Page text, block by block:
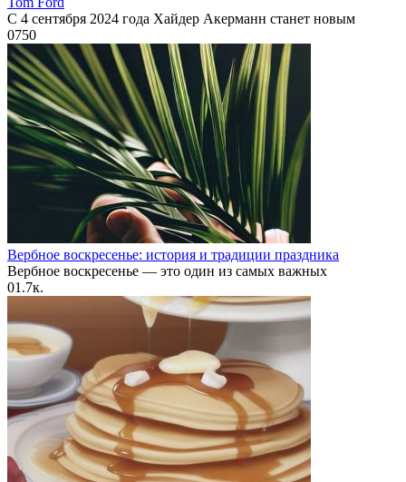
С 4 сентября 2024 года Хайдер Акерманн станет новым
0750
Вербное воскресенье: история и традиции праздника
Вербное воскресенье — это один из самых важных
01.7к.